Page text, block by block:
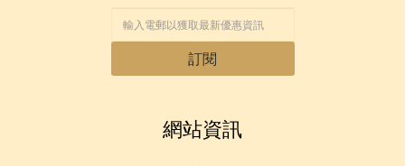
訂閱
網站資訊